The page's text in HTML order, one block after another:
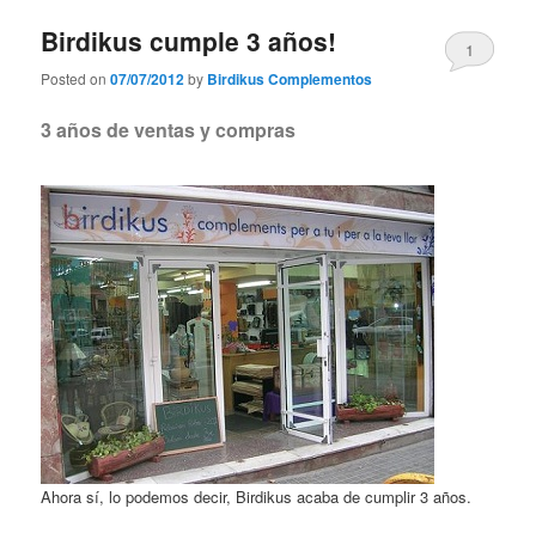
Birdikus cumple 3 años!
Posted on07/07/2012by Birdikus Complementos
1
3 años de ventas y compras
Ahora sí, lo podemos decir, Birdikus acaba de cumplir 3 años.